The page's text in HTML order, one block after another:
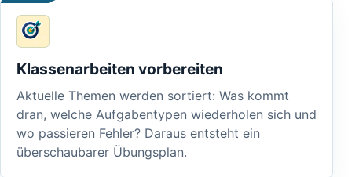
Klassenarbeiten vorbereiten
Aktuelle Themen werden sortiert: Was kommt
dran, welche Aufgabentypen wiederholen sich und
wo passieren Fehler? Daraus entsteht ein
überschaubarer Übungsplan.